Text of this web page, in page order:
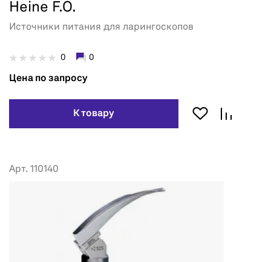
Heine F.O.
Источники питания для ларингоскопов
0 0
Цена по запросу
К товару
Арт. 110140